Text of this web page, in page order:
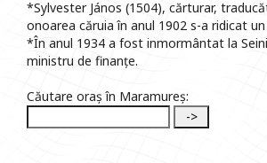
*Sylvester János (1504), cărturar,
onoarea căruia în anul 1902 s-a ridicat
*În anul 1934 a fost inmormântat la
ministru de finanțe.
Căutare oraș în Maramureș: